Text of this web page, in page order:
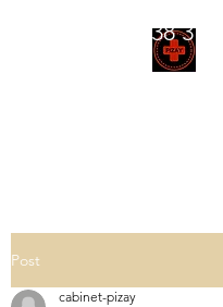
04 78 38 37 18
Post
cabinet-pizay